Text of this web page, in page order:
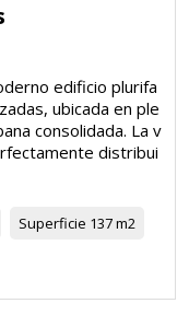
edificio plurifa
ubicada en ple
consolidada. La v
distribui
Superficie 137 m2